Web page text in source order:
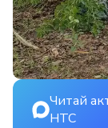
Читай
НТС